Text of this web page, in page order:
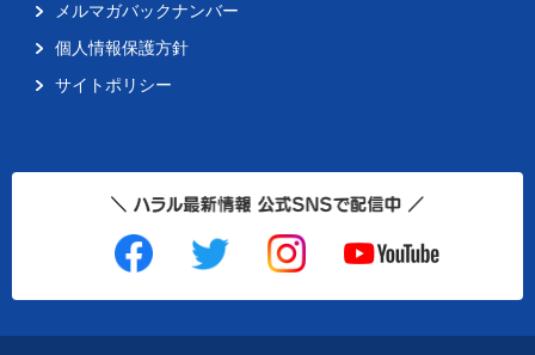
メルマガバックナンバー
個人情報保護方針
サイトポリシー